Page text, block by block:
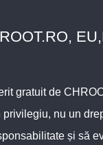
gratuit de
nu un
și să